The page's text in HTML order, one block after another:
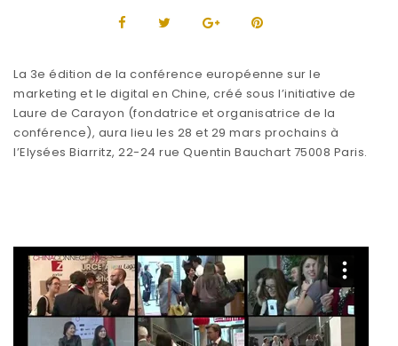
La 3e édition de la conférence européenne sur le
marketing et le digital en Chine, créé sous l’initiative de
Laure de Carayon (fondatrice et organisatrice de la
conférence), aura lieu les 28 et 29 mars prochains à
l’Elysées Biarritz, 22-24 rue Quentin Bauchart 75008 Paris.